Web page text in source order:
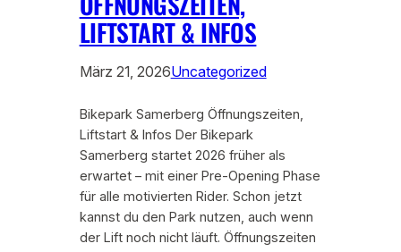
LIFTSTART & INFOS
März 21, 2026Uncategorized
Bikepark Samerberg Öffnungszeiten,
Liftstart & Infos Der Bikepark
Samerberg startet 2026 früher als
erwartet – mit einer Pre-Opening Phase
für alle motivierten Rider. Schon jetzt
kannst du den Park nutzen, auch wenn
der Lift noch nicht läuft. Öffnungszeiten